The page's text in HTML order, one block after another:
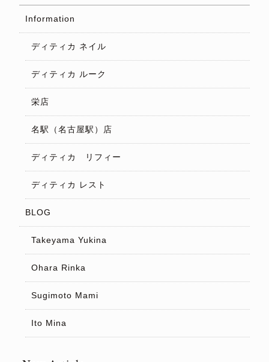
Information
ディティカ ネイル
ディティカ ルーク
栄店
名駅（名古屋駅）店
ディティカ リフィー
ディティカ レスト
BLOG
Takeyama Yukina
Ohara Rinka
Sugimoto Mami
Ito Mina